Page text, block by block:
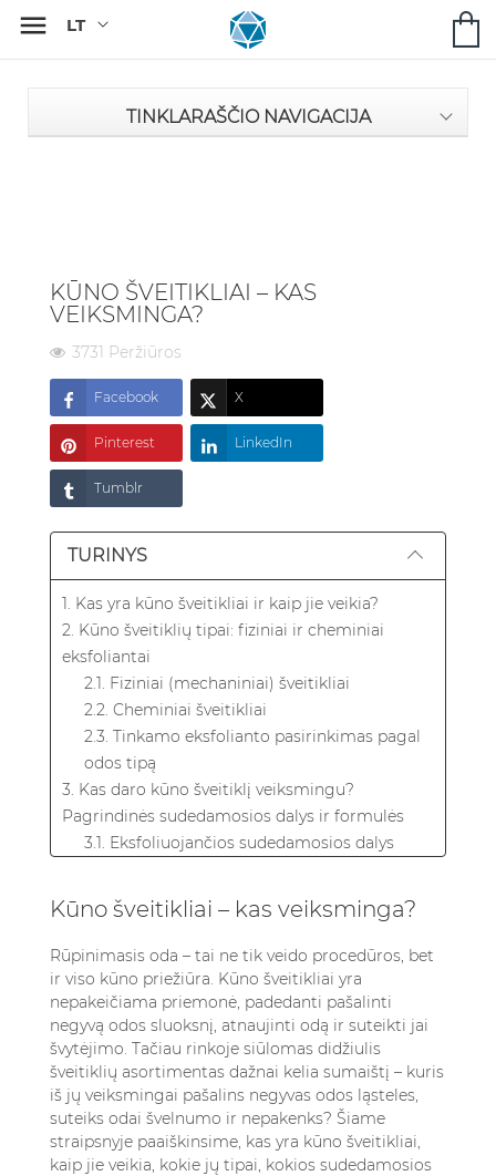

TINKLARAŠČIO NAVIGACIJA
KŪNO ŠVEITIKLIAI – KAS
VEIKSMINGA?
3731 Peržiūros
Facebook X
Pinterest LinkedIn
Tumblr
TURINYS
1. Kas yra kūno šveitikliai ir kaip jie veikia?
2. Kūno šveitiklių tipai: fiziniai ir cheminiai
eksfoliantai
2.1. Fiziniai (mechaniniai) šveitikliai
2.2. Cheminiai šveitikliai
2.3. Tinkamo eksfolianto pasirinkimas pagal
odos tipą
3. Kas daro kūno šveitiklį veiksmingu?
Pagrindinės sudedamosios dalys ir formulės
3.1. Eksfoliuojančios sudedamosios dalys
sudedamosios dalys
3.3. Aktyviosios sudedamosios dalys
4. Kūno šveitikliai: kaip naudoti geriausiems
rezultatams pasiekti
4.1. Pasiruošimas
4.2. Teisingas šveitiklio naudojimas
4.3. Priežiūra po šveitimo
4.4. Naudojimo dažnumas
5. Namų gamybos kūno šveitikliai: ar veikia
namų priemonės?
5.1. Namų gamybos šveitiklių privalumai
Kūno šveitikliai – kas veiksminga?
Rūpinimasis oda – tai ne tik veido procedūros, bet
ir viso kūno priežiūra. Kūno šveitikliai yra
nepakeičiama priemonė, padedanti pašalinti
negyvą odos sluoksnį, atnaujinti odą ir suteikti jai
švytėjimo. Tačiau rinkoje siūlomas didžiulis
šveitiklių asortimentas dažnai kelia sumaištį – kuris
iš jų veiksmingai pašalins negyvas odos ląsteles,
suteiks odai švelnumo ir nepakenks? Šiame
straipsnyje paaiškinsime, kas yra kūno šveitikliai,
kaip jie veikia, kokie jų tipai, kokios sudedamosios